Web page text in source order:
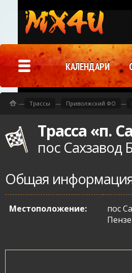
Трасса «п.
пос Сахзавод
Общая
Местоположение:
пос
— Трассы — Приволжский ФО —
КАЛЕНДАРИ